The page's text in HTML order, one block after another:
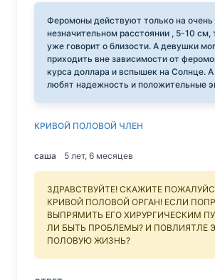
Феромоны действуют только на очень
незначительном расстоянии , 5-10 см,
уже говорит о близости. А девушки
приходить вне зависимости от
курса доллара и вспышек на Солнце.
любят надежность и положительные
КРИВОЙ ПОЛОВОЙ ЧЛЕН
саша 5 лет, 6 месяцев
ЗДРАВСТВУЙТЕ! СКАЖИТЕ
КРИВОЙ ПОЛОВОЙ ОРГАН! ЕСЛИ
ВЫПРЯМИТЬ ЕГО ХИРУРГИЧЕСКИМ
ЛИ БЫТЬ ПРОБЛЕМЫ? И ПОВЛИЯТЛЕ
ПОЛОВУЮ ЖИЗНЬ?